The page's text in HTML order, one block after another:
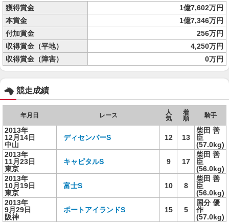
獲得賞金
1億7,602万円
本賞金
1億7,346万円
付加賞金
256万円
収得賞金（平地）
4,250万円
収得賞金（障害）
0万円
競走成績
年月日 レース
人
気
着
順
騎手
2013年
12月14日
中山
ディセンバーS 12 13
柴田 善
臣
(57.0kg)
2013年
11月23日
東京
キャピタルS 9 17
柴田 善
臣
(56.0kg)
2013年
10月19日
東京
富士S 10 8
柴田 善
臣
(56.0kg)
2013年
9月29日
阪神
ポートアイランドS 15 5
国分 優
作
(57.0kg)